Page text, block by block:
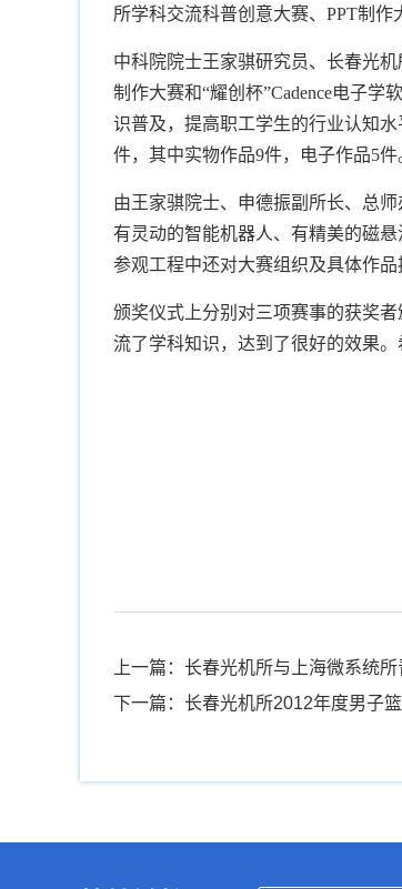
所学科交流科普创意大赛、PPT制作
中科院院士王家骐研究员、长春光
制作大赛和“耀创杯”Cadence电子
识普及，提高职工学生的行业认知
件，其中实物作品9件，电子作品5
由王家骐院士、申德振副所长、总
有灵动的智能机器人、有精美的磁
参观工程中还对大赛组织及具体作品
颁奖仪式上分别对三项赛事的获奖
流了学科知识，达到了很好的效果
上一篇：长春光机所与上海微系统
下一篇：长春光机所2012年度男子